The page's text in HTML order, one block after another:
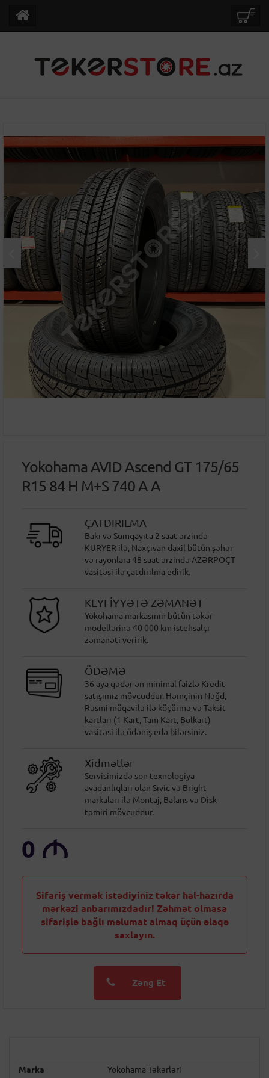
Yokohama AVID Ascend GT 175/65
R15 84 H M+S 740 A A
ÇATDIRILMA
Bakı və Sumqayıta 2 saat ərzində
KURYER ilə, Naxçıvan daxil bütün şəhər
və rayonlara 48 saat ərzində AZƏRPOÇT
vasitəsi ilə çatdırılma edirik.
KEYFİYYƏTƏ ZƏMANƏT
Yokohama markasının bütün təkər
modellərinə 40 000 km istehsalçı
zəmanəti veririk.
ÖDƏMƏ
36 aya qədər ən minimal faizlə Kredit
satışımız mövcuddur. Həmçinin Nəğd,
Rəsmi müqavilə ilə köçürmə və Taksit
kartları (1 Kart, Tam Kart, Bolkart)
vasitəsi ilə ödəniş edə bilərsiniz.
Xidmətlər
Servisimizdə son texnologiya
avadanlıqları olan Sıvic və Bright
markaları ilə Montaj, Balans və Disk
təmiri mövcuddur.
0 M
Sifariş vermək istədiyiniz təkər hal-hazırda
mərkəzi anbarımızdadır! Zəhmət olmasa
sifarişlə bağlı məlumat almaq üçün əlaqə
saxlayın.
Zəng Et
Marka Yokohama Təkərləri